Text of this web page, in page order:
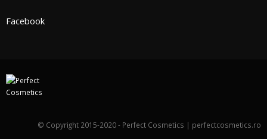
Facebook
© Copyright 2015-2020 - Perfect Cosmetics | perfectcosmetics.ro